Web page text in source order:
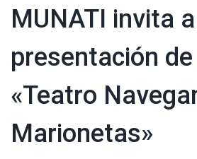
MUNATI invita
presentación
«Teatro
Marionetas»